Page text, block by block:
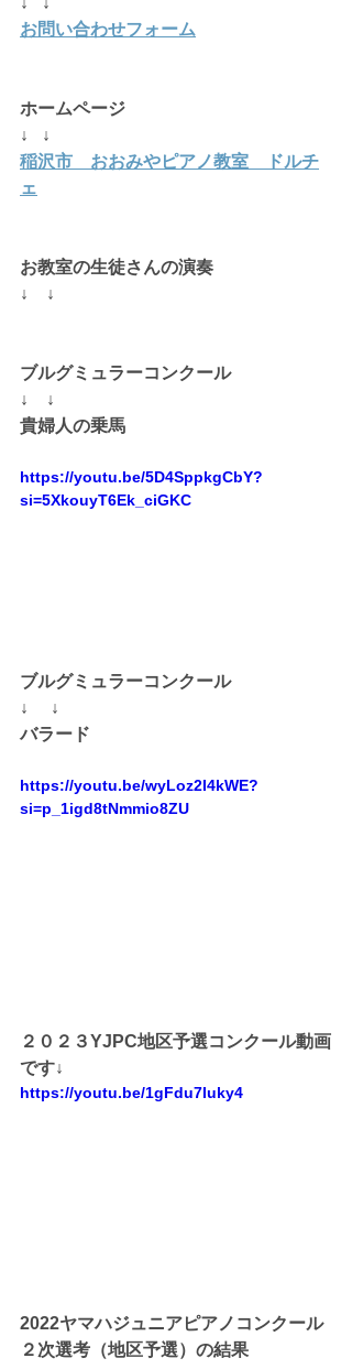
お問い合わせフォーム
ホームページ
↓   ↓
稲沢市　おおみやピアノ教室　ドルチ
ェ
お教室の生徒さんの演奏
↓　↓
ブルグミュラーコンクール
↓　↓
貴婦人の乗馬
https://youtu.be/5D4SppkgCbY?
si=5XkouyT6Ek_ciGKC
ブルグミュラーコンクール
↓ 　↓
バラード
https://youtu.be/wyLoz2I4kWE?
si=p_1igd8tNmmio8ZU
２０２３YJPC地区予選コンクール動画
です↓
https://youtu.be/1gFdu7Iuky4
2022ヤマハジュニアピアノコンクール
２次選考（地区予選）の結果